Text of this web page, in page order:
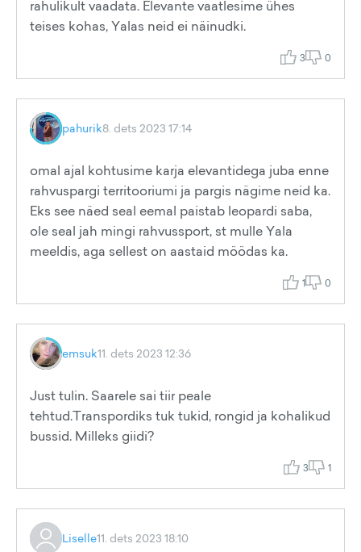
rahulikult vaadata. Elevante vaatlesime ühes
teises kohas, Yalas neid ei näinudki.
3 0
pahurik8. dets 2023 17:14
omal ajal kohtusime karja elevantidega juba enne
rahvuspargi territooriumi ja pargis nägime neid ka.
Eks see näed seal eemal paistab leopardi saba,
ole seal jah mingi rahvussport, st mulle Yala
meeldis, aga sellest on aastaid möödas ka.
1 0
emsuk11. dets 2023 12:36
Just tulin. Saarele sai tiir peale
tehtud.Transpordiks tuk tukid, rongid ja kohalikud
bussid. Milleks giidi?
3 1
Liselle11. dets 2023 18:10